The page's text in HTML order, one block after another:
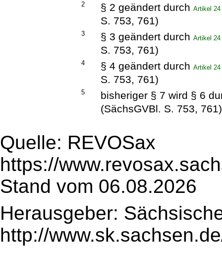
2 § 2 geändert durchArtikel 24
S. 753, 761)
3 § 3 geändert durchArtikel 24
S. 753, 761)
4 § 4 geändert durchArtikel 24
S. 753, 761)
5
bisheriger § 7 wird § 6
(SächsGVBl. S. 753, 761)
Quelle: REVOSax
https://
Stand vom 06.08.2026
Herausgeber:
http://